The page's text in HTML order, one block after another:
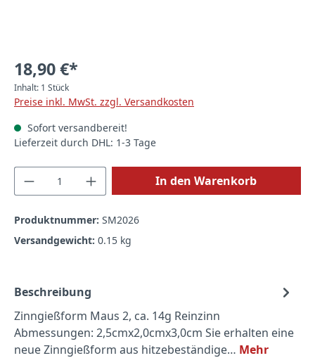
18,90 €*
Inhalt: 1 Stück
Preise inkl. MwSt. zzgl. Versandkosten
Sofort versandbereit!
Lieferzeit durch DHL: 1-3 Tage
Produkt Anzahl: Gib den gewünschten
In den Warenkorb
Produktnummer: SM2026
Versandgewicht: 0.15 kg
Beschreibung
Zinngießform Maus 2, ca. 14g Reinzinn
Abmessungen: 2,5cmx2,0cmx3,0cm Sie erhalten eine
neue Zinngießform aus hitzebeständige… Mehr